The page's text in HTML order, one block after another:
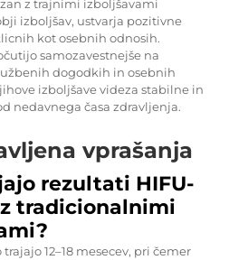
z trajnimi izboljšavami
izboljšav, ustvarja pozitivne
kot osebnih odnosih.
samozavestnejše na
dogodkih in osebnih
izboljšave videza stabilne in
nedavnega časa zdravljenja.
vprašanja
rezultati HIFU-
tradicionalnimi
12–18 mesecev, pri čemer